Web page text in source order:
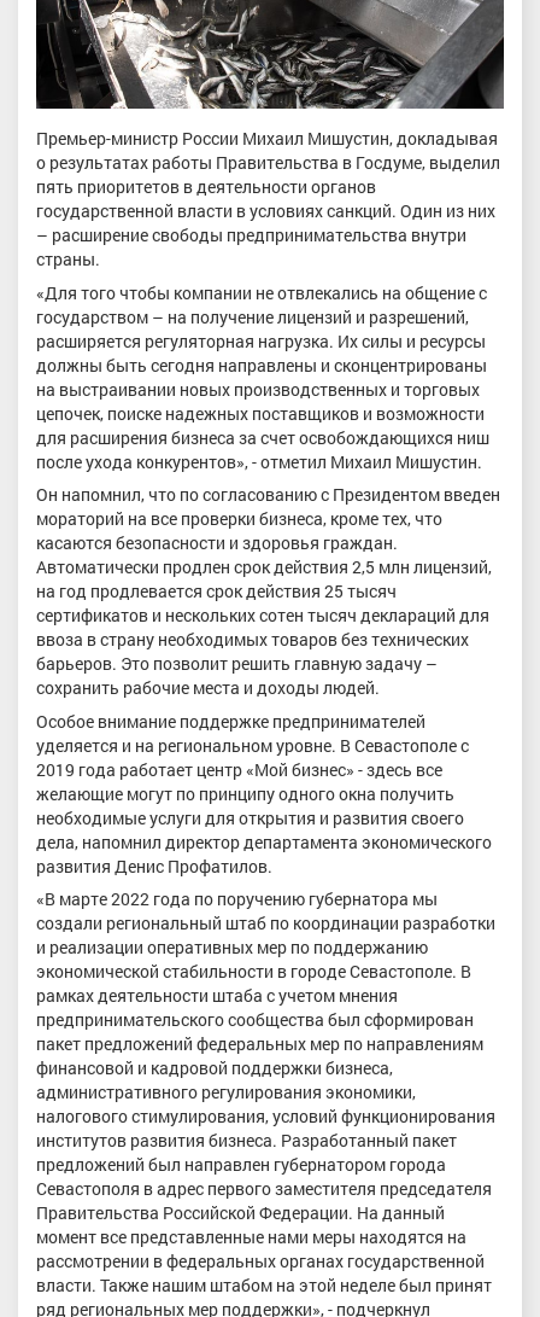
Премьер-министр России Михаил Мишустин, докладывая
о результатах работы Правительства в Госдуме, выделил
пять приоритетов в деятельности органов
государственной власти в условиях санкций. Один из них
– расширение свободы предпринимательства внутри
страны.
«Для того чтобы компании не отвлекались на общение с
государством – на получение лицензий и разрешений,
расширяется регуляторная нагрузка. Их силы и ресурсы
должны быть сегодня направлены и сконцентрированы
на выстраивании новых производственных и торговых
цепочек, поиске надежных поставщиков и возможности
для расширения бизнеса за счет освобождающихся ниш
после ухода конкурентов», - отметил Михаил Мишустин.
Он напомнил, что по согласованию с Президентом введен
мораторий на все проверки бизнеса, кроме тех, что
касаются безопасности и здоровья граждан.
Автоматически продлен срок действия 2,5 млн лицензий,
на год продлевается срок действия 25 тысяч
сертификатов и нескольких сотен тысяч деклараций для
ввоза в страну необходимых товаров без технических
барьеров. Это позволит решить главную задачу –
сохранить рабочие места и доходы людей.
Особое внимание поддержке предпринимателей
уделяется и на региональном уровне. В Севастополе с
2019 года работает центр «Мой бизнес» - здесь все
желающие могут по принципу одного окна получить
необходимые услуги для открытия и развития своего
дела, напомнил директор департамента экономического
развития Денис Профатилов.
«В марте 2022 года по поручению губернатора мы
создали региональный штаб по координации разработки
и реализации оперативных мер по поддержанию
экономической стабильности в городе Севастополе. В
рамках деятельности штаба с учетом мнения
предпринимательского сообщества был сформирован
пакет предложений федеральных мер по направлениям
финансовой и кадровой поддержки бизнеса,
административного регулирования экономики,
налогового стимулирования, условий функционирования
институтов развития бизнеса. Разработанный пакет
предложений был направлен губернатором города
Севастополя в адрес первого заместителя председателя
Правительства Российской Федерации. На данный
момент все представленные нами меры находятся на
рассмотрении в федеральных органах государственной
власти. Также нашим штабом на этой неделе был принят
ряд региональных мер поддержки», - подчеркнул